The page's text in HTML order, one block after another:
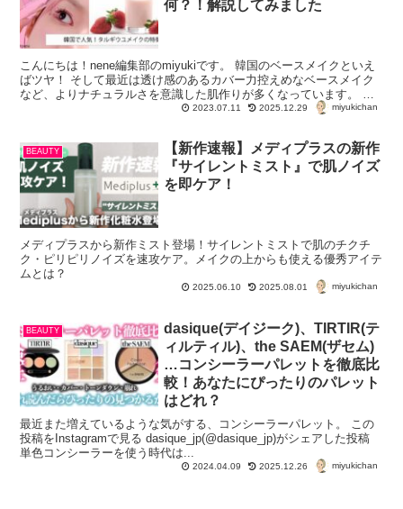
何？！解説してみました
こんにちは！nene編集部のmiyukiです。 韓国のベースメイクといえ
ばツヤ！ そして最近は透け感のあるカバー力控えめなベースメイク
など、よりナチュラルさを意識した肌作りが多くなっています。 さ
2023.07.11 2025.12.29 miyukichan
BEAUTY
【新作速報】メディプラスの新作
『サイレントミスト』で肌ノイズ
を即ケア！
メディプラスから新作ミスト登場！サイレントミストで肌のチクチ
ク・ピリピリノイズを速攻ケア。メイクの上からも使える優秀アイテ
ムとは？
2025.06.10 2025.08.01 miyukichan
BEAUTY
dasique(デイジーク)、TIRTIR(テ
ィルティル)、the SAEM(ザセム)
…コンシーラーパレットを徹底比
較！あなたにぴったりのパレット
はどれ？
最近また増えているような気がする、コンシーラーパレット。 この
投稿をInstagramで見る dasique_jp(@dasique_jp)がシェアした投稿
単色コンシーラーを使う時代は...
2024.04.09 2025.12.26 miyukichan